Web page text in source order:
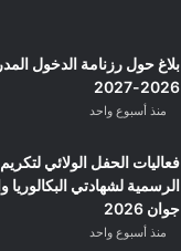
بلاغ حول رزنامة الدخول
2026-2027
منذ أسبوع واحد
فعاليات الحفل الولائي
الرسمية لشهادتي البكالوريا
جوان 2026
منذ أسبوع واحد